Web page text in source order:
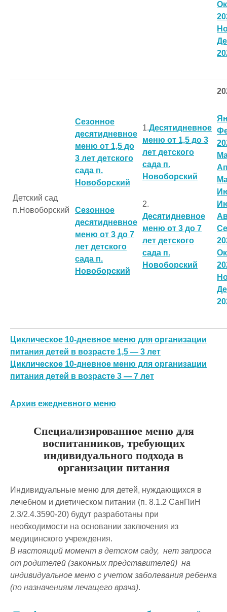
Детский сад
п.Новоборский
Сезонное
десятидневное
меню от 1,5 до
3 лет детского
сада п.
Новоборский
Сезонное
десятидневное
меню от 3 до 7
лет детского
сада п.
Новоборский
1.Десятидневное
меню от 1,5 до 3
лет детского
сада п.
Новоборский
2.
Десятидневное
меню от 3 до 7
лет детского
сада п.
Новоборский
Циклическое 10-дневное меню для организации
питания детей в возрасте 1,5 — 3 лет
Циклическое 10-дневное меню для организации
питания детей в возрасте 3 — 7 лет
Архив ежедневного меню
Специализированное меню для
воспитанников, требующих
индивидуального подхода в
организации питания
Индивидуальные меню для детей, нуждающихся в
лечебном и диетическом питании (п. 8.1.2 СанПиН
2.3/2.4.3590-20) будут разработаны при
необходимости на основании заключения из
медицинского учреждения.
В настоящий момент в детском саду, нет запроса
от родителей (законных представителей) на
индивидуальное меню с учетом заболевания ребенка
(по назначениям лечащего врача).